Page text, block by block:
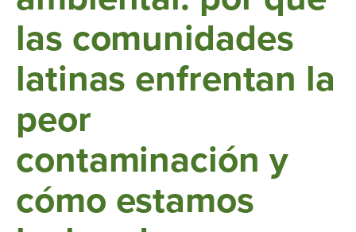
las comunidades
latinas enfrentan la
peor
contaminación y
cómo estamos